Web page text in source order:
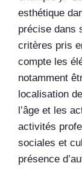
esthétique
précise dans
critères pris
compte les
notamment
localisation
l’âge et les
activités
sociales et
présence